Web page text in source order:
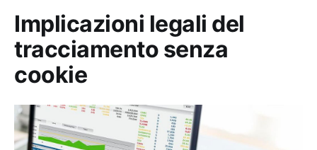
Implicazioni legali del
tracciamento senza
cookie